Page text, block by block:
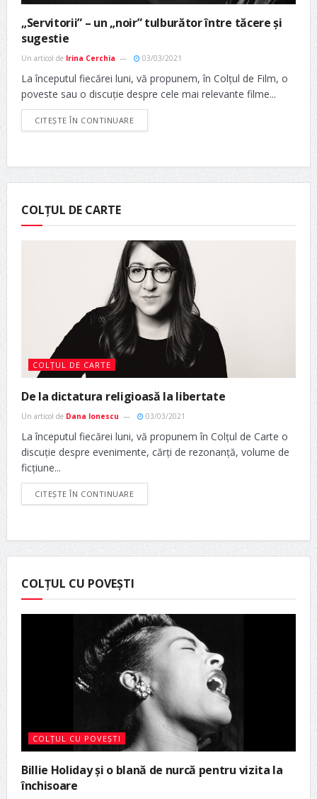
„Servitorii” – un „noir” tulburător între tăcere și
sugestie
Un articol de Irina Cerchia 03/03/2021
La începutul fiecărei luni, vă propunem, în Colțul de Film, o
poveste sau o discuție despre cele mai relevante filme...
CITEȘTE ÎN CONTINUARE
COLȚUL DE CARTE
COLȚUL DE CARTE
De la dictatura religioasă la libertate
Un articol de Dana Ionescu 03/03/2021
La începutul fiecărei luni, vă propunem în Colțul de Carte o
discuție despre evenimente, cărți de rezonanță, volume de
ficțiune...
CITEȘTE ÎN CONTINUARE
COLȚUL CU POVEȘTI
COLȚUL CU POVEȘTI
Billie Holiday și o blană de nurcă pentru vizita la
închisoare